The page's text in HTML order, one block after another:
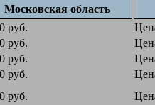
Московская область
руб.
руб.
руб.
руб.
руб.